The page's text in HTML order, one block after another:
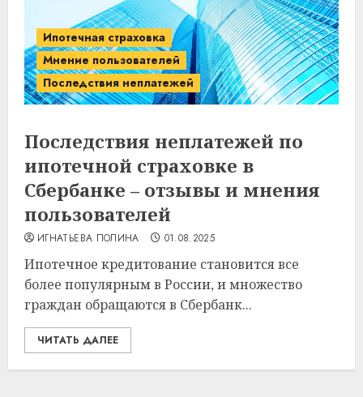
Ипотечная страховка
Мнение пользователей
Последствия неплатежей
Последствия неплатежей по
ипотечной страховке в
Сбербанке – отзывы и мнения
пользователей
ИГНАТЬЕВА ПОЛИНА 01.08.2025
Ипотечное кредитование становится все
более популярным в России, и множество
граждан обращаются в Сбербанк...
ЧИТАТЬ ДАЛЕЕ